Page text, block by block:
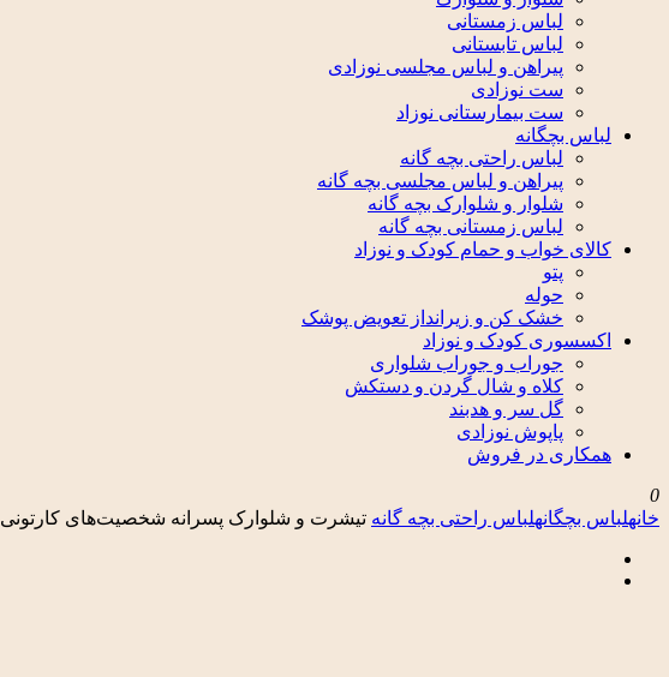
لباس زمستانی
لباس تابستانی
پیراهن و لباس مجلسی نوزادی
ست نوزادی
ست بیمارستانی نوزاد
لباس بچگانه
لباس راحتی بچه گانه
پیراهن و لباس مجلسی بچه گانه
شلوار و شلوارک بچه گانه
لباس زمستانی بچه گانه
کالای خواب و حمام کودک و نوزاد
پتو
حوله
خشک کن و زیرانداز تعویض پوشک
اکسسوری کودک و نوزاد
جوراب و جوراب شلواری
کلاه و شال گردن و دستکش
گل سر و هدبند
پاپوش نوزادی
همکاری در فروش
0
خانهلباس بچگانهلباس راحتی بچه گانه تیشرت و شلوارک پسرانه شخصیت‌های کارتونی